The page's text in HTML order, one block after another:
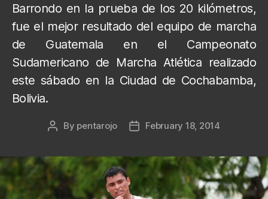
Barrondo en la prueba de los 20 kilómetros,
fue el mejor resultado del equipo de marcha
de Guatemala en el Campeonato
Sudamericano de Marcha Atlética realizado
este sábado en la Ciudad de Cochabamba,
Bolivia.
Post
By pentarojo
PostFebruary 18, 2014